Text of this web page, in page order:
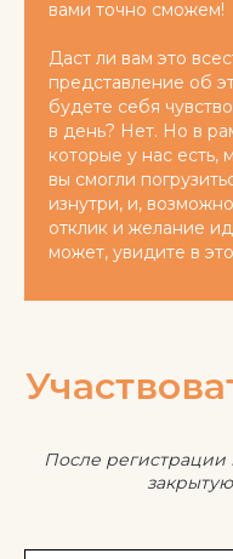
вами точно сможем!
Даст ли вам это
представление об
будете себя
в день? Нет. Но в
которые у нас
вы смогли
изнутри, и,
отклик и желание
может, увидите в
После регистрации